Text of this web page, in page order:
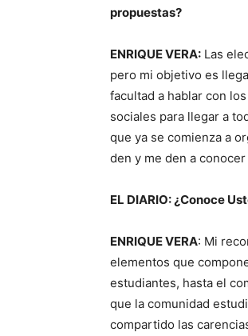
propuestas?
ENRIQUE VERA: Las
pero mi objetivo es
facultad a hablar con
sociales para llegar a
que ya se comienza a
den y me den a
EL DIARIO: ¿Conoce
ENRIQUE VERA: Mi
elementos que
estudiantes, hasta el
que la comunidad
compartido las